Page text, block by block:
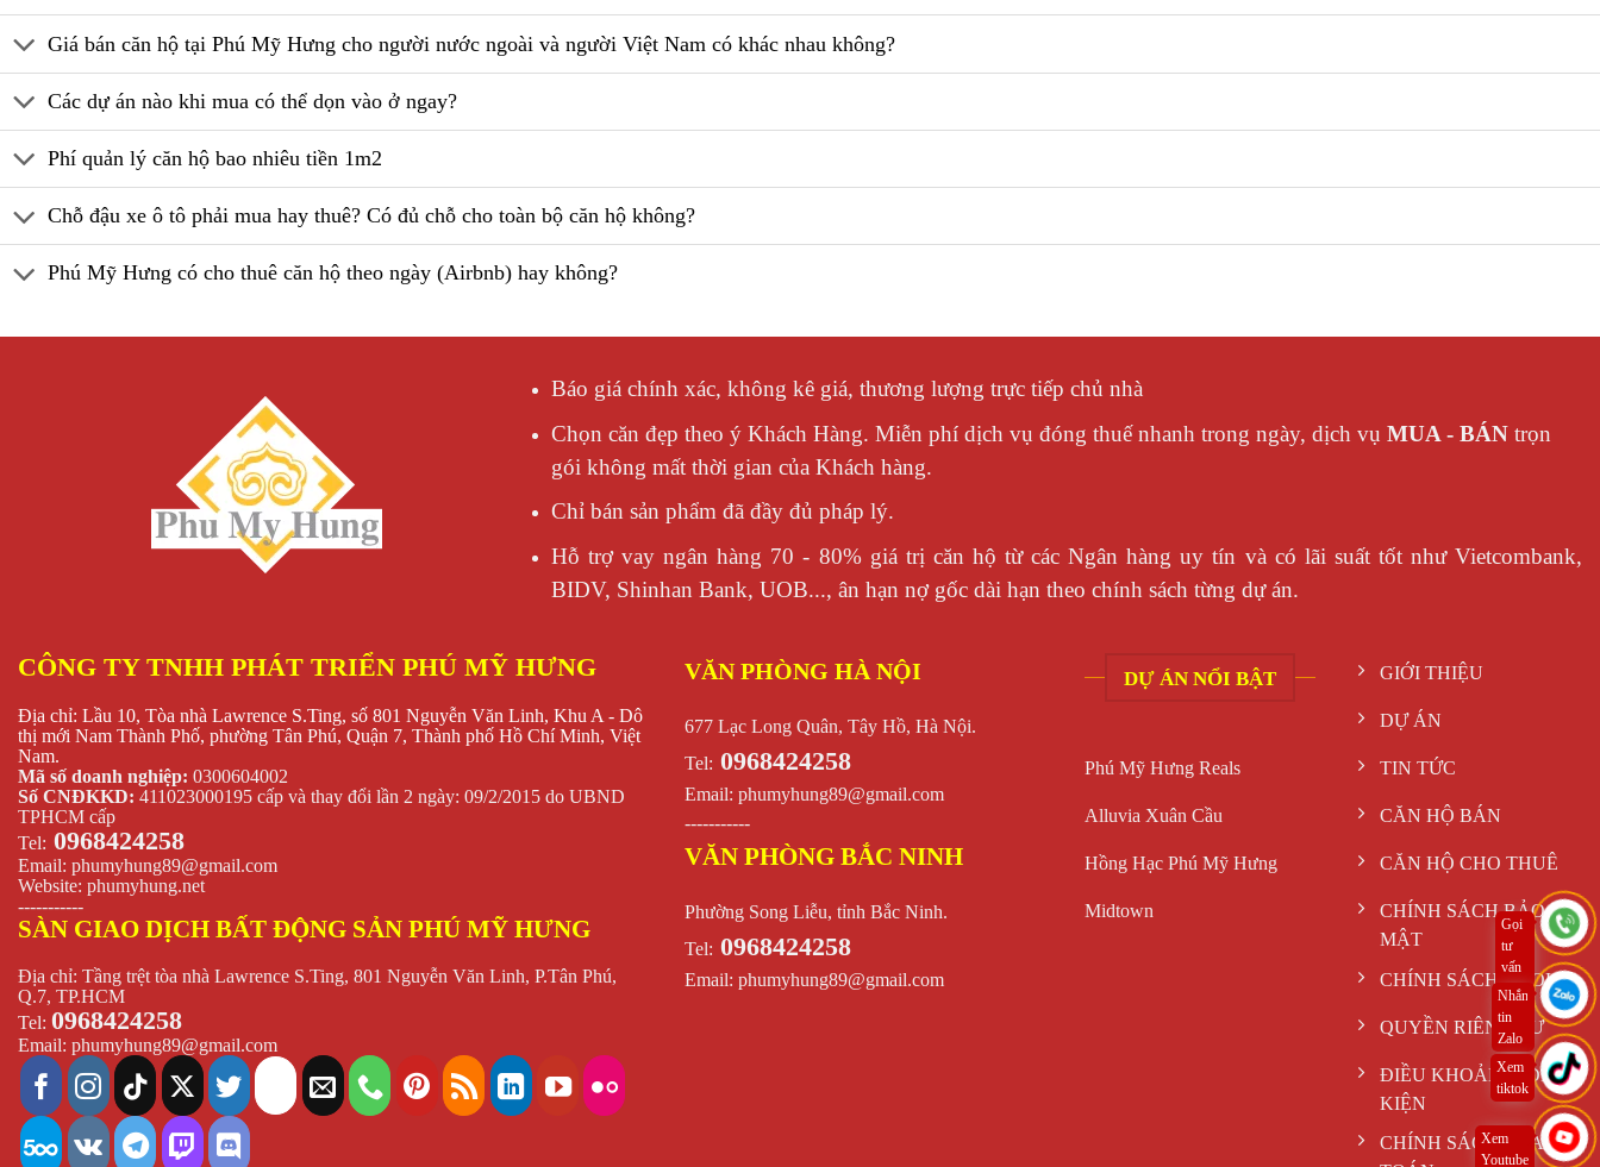
Giá bán căn hộ tại Phú Mỹ Hưng cho người nước ngoài và người Việt Nam có khác nhau không?
Các dự án nào khi mua có thể dọn vào ở ngay?
Phí quản lý căn hộ bao nhiêu tiền 1m2
Chỗ đậu xe ô tô phải mua hay thuê? Có đủ chỗ cho toàn bộ căn hộ không?
Phú Mỹ Hưng có cho thuê căn hộ theo ngày (Airbnb) hay không?
Báo giá chính xác, không kê giá, thương lượng trực tiếp chủ nhà
Chọn căn đẹp theo ý Khách Hàng. Miễn phí dịch vụ đóng thuế nhanh trong ngày, dịch vụ MUA - BÁN trọn
gói không mất thời gian của Khách hàng.
Chỉ bán sản phẩm đã đầy đủ pháp lý.
Hỗ trợ vay ngân hàng 70 - 80% giá trị căn hộ từ các Ngân hàng uy tín và có lãi suất tốt như Vietcombank,
BIDV, Shinhan Bank, UOB..., ân hạn nợ gốc dài hạn theo chính sách từng dự án.
CÔNG TY TNHH PHÁT TRIỂN PHÚ MỸ HƯNG
Địa chỉ: Lầu 10, Tòa nhà Lawrence S.Ting, số 801 Nguyễn Văn Linh, Khu A - Dô
thị mới Nam Thành Phố, phường Tân Phú, Quận 7, Thành phố Hồ Chí Minh, Việt
Nam.
Mã số doanh nghiệp: 0300604002
Số CNĐKKD: 411023000195 cấp và thay đổi lần 2 ngày: 09/2/2015 do UBND
TPHCM cấp
Tel: 0968424258
Email: phumyhung89@gmail.com
Website: phumyhung.net
-----------
SÀN GIAO DỊCH BẤT ĐỘNG SẢN PHÚ MỸ HƯNG
Địa chỉ: Tầng trệt tòa nhà Lawrence S.Ting, 801 Nguyễn Văn Linh, P.Tân Phú,
Q.7, TP.HCM
Tel: 0968424258
Email: phumyhung89@gmail.com
VĂN PHÒNG HÀ NỘI
677 Lạc Long Quân, Tây Hồ, Hà Nội.
Tel: 0968424258
Email: phumyhung89@gmail.com
-----------
VĂN PHÒNG BẮC NINH
Phường Song Liễu, tỉnh Bắc Ninh.
Tel: 0968424258
Email: phumyhung89@gmail.com
DỰ ÁN NỔI BẬT
Phú Mỹ Hưng Reals
Alluvia Xuân Cầu
Hồng Hạc Phú Mỹ Hưng
Midtown
GIỚI THIỆU
DỰ ÁN
TIN TỨC
CĂN HỘ BÁN
CĂN HỘ CHO THUÊ
CHÍNH SÁCH BẢO
MẬT
CHÍNH SÁCH COOKIE
QUYỀN RIÊNG TƯ
ĐIỀU KHOẢN & ĐIỀU
KIỆN
CHÍNH SÁCH THANH
Gọi
tư
vấn
ngay
Nhắn
tin
Zalo
Xem
tiktok
Xem
Youtube